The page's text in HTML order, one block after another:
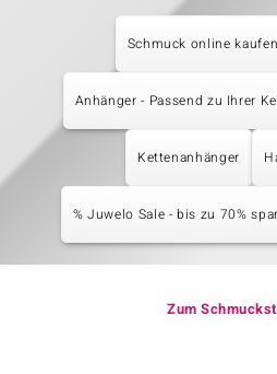
Schmuck online
Anhänger - Passend zu Ihrer
Kettenanhänger
% Juwelo Sale - bis zu 70%
Zum